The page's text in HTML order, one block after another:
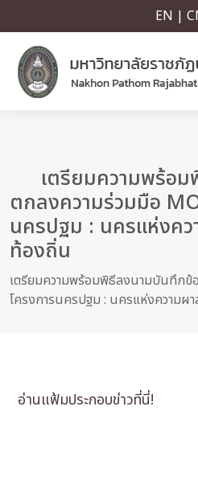
EN |
เตรียมความพร้อ
ตกลงความร่วมมือ
นครปฐม : นครแห่งค
ท้องถิ่น
เตรียมความพร้อมพิธีลงนามบันทึกข้
โครงการนครปฐม : นครแห่งความ
อ่านแฟ้มประกอบข่าวที่นี่!